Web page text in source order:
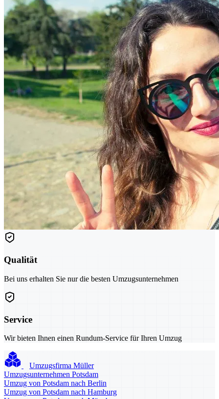
Qualität
Bei uns erhalten Sie nur die besten Umzugsunternehmen
Service
Wir bieten Ihnen einen Rundum-Service für Ihren Umzug
Umzugsfirma Müller
Umzugsunternehmen Potsdam
Umzug von Potsdam nach Berlin
Umzug von Potsdam nach Hamburg